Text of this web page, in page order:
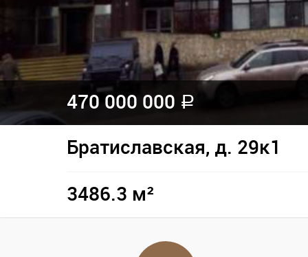
470 000 000 a
Братиславская, д. 29к1
3486.3 м²